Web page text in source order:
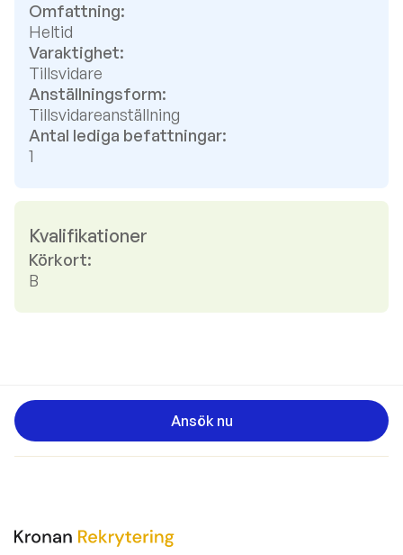
Omfattning:
Heltid
Varaktighet:
Tillsvidare
Anställningsform:
Tillsvidareanställning
Antal lediga befattningar:
1
Kvalifikationer
Körkort:
B
Ansök nu